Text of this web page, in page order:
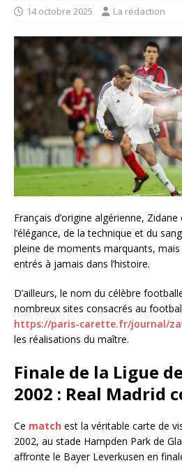
14 octobre 2025 La rédaction
Français d’origine algérienne,
l’élégance, de la technique et du
pleine de moments marquants,
entrés à jamais dans l’histoire.
D’ailleurs, le nom du célèbre
nombreux sites consacrés au
https://paris-carette.fr/journal/
les réalisations du maître.
Finale de la Ligue
2002 : Real Madrid
Ce match est la véritable carte de
2002, au stade Hampden Park de
affronte le Bayer Leverkusen en